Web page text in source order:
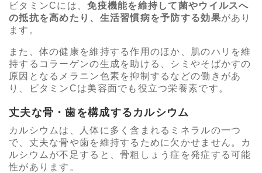
ビタミンCには、免疫機能を維持して菌やウイルスへ
の抵抗を高めたり、生活習慣病を予防する効果があり
ます。
また、体の健康を維持する作用のほか、肌のハリを維
持するコラーゲンの生成を助ける、シミやそばかすの
原因となるメラニン色素を抑制するなどの働きがあ
り、ビタミンCは美容面でも役立つ栄養素です。
丈夫な骨・歯を構成するカルシウム
カルシウムは、人体に多く含まれるミネラルの一つ
で、丈夫な骨や歯を維持するために欠かせません。カ
ルシウムが不足すると、骨粗しょう症を発症する可能
性があります。